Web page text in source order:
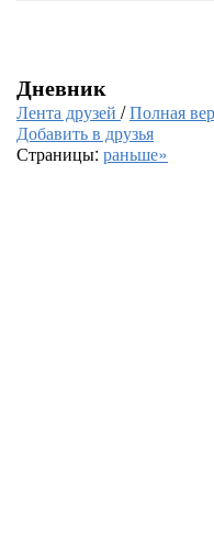
Дневник
Лента друзей /Полная
Добавить в друзья
Страницы: раньше»